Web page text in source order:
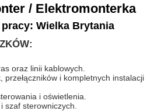
/ Elektromonterka
Wielka Brytania
oraz linii kablowych.
przełączników i kompletnych instalacji
i oświetlenia.
szaf sterowniczych.